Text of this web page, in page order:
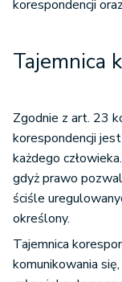
korespondencji
Tajemnica
Zgodnie z art. 23
korespondencji
każdego
gdyż prawo
ściśle
określony.
Tajemnica
komunikowania